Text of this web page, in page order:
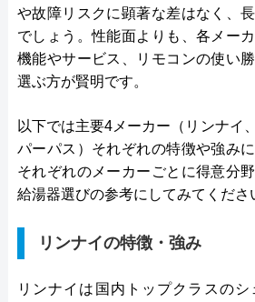
や故障リスクに顕著な差はなく、
でしょう。性能面よりも、各メー
機能やサービス、リモコンの使い
選ぶ方が賢明です。
以下では主要4メーカー（リンナイ
パーパス）それぞれの特徴や強み
それぞれのメーカーごとに得意分
給湯器選びの参考にしてみてくださ
リンナイの特徴・強み
リンナイは国内トップクラスの